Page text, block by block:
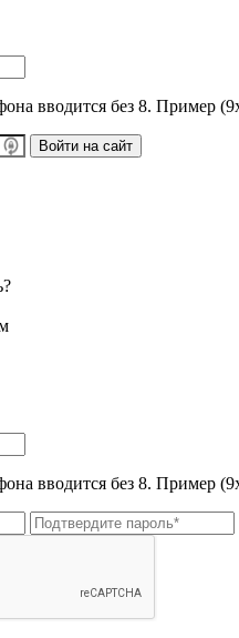
вводится без 8. Пример
Войти на сайт
вводится без 8. Пример